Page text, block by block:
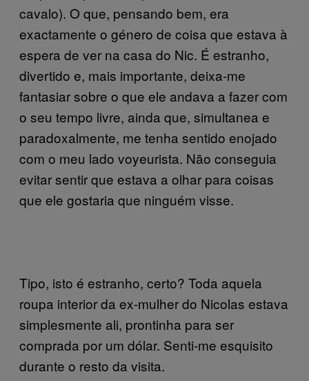
cavalo). O que, pensando bem, era
exactamente o género de coisa que estava à
espera de ver na casa do Nic. É estranho,
divertido e, mais importante, deixa-me
fantasiar sobre o que ele andava a fazer com
o seu tempo livre, ainda que, simultanea e
paradoxalmente, me tenha sentido enojado
com o meu lado voyeurista. Não conseguia
evitar sentir que estava a olhar para coisas
que ele gostaria que ninguém visse.
Tipo, isto é estranho, certo? Toda aquela
roupa interior da ex-mulher do Nicolas estava
simplesmente ali, prontinha para ser
comprada por um dólar. Senti-me esquisito
durante o resto da visita.